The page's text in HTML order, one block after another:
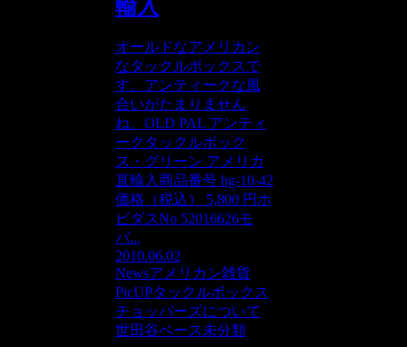
輸入
オールドなアメリカン
なタックルボックスで
す。アンティークな風
合いがたまりません
ね。OLD PAL アンティ
ークタックルボック
ス・グリーン アメリカ
直輸入商品番号 hg-10-42
価格（税込） 5,800 円ホ
ビダスNo 52016626モ
バ...
2010.06.02
Newsアメリカン雑貨
PicUPタックルボックス
チョッパーズについて
世田谷ベース未分類